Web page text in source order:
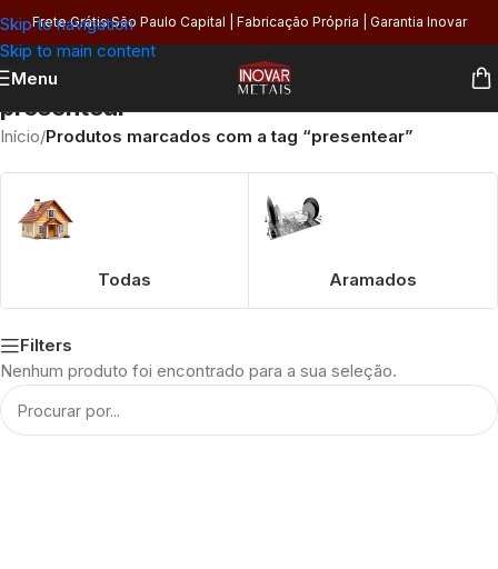
Skip to navigation
Skip to main content
Frete Grátis São Paulo Capital | Fabricação Própria | Garantia Inovar
Menu
presentear
Início/Produtos marcados com a tag “presentear”
Todas Aramados
Filters
Nenhum produto foi encontrado para a sua seleção.